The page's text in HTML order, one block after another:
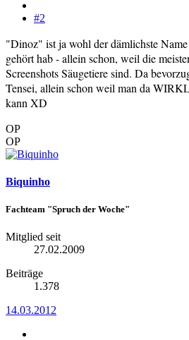
#2
"Dinoz" ist ja wohl der dämlichste
gehört hab - allein schon, weil die
Screenshots Säugetiere sind. Da
Tensei, allein schon weil man da
kann XD
OP
OP
Biquinho
Fachteam "Spruch der Woche"
Mitglied seit
27.02.2009
Beiträge
1.378
14.03.2012